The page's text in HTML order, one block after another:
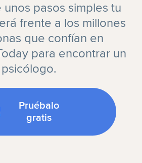
pasos simples tu
frente a los millones
que confían en
para encontrar un
psicólogo.
Pruébalo
gratis